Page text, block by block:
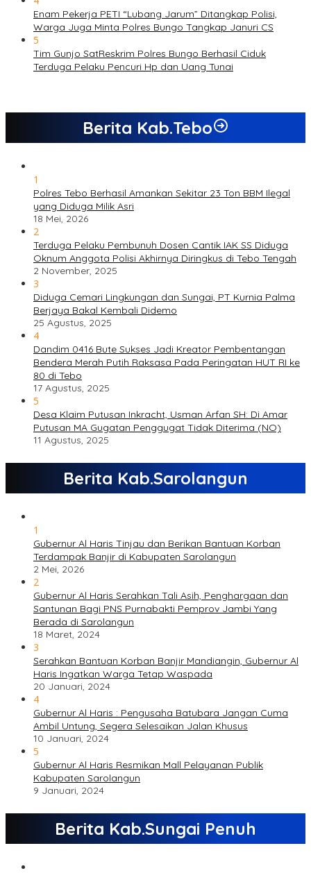
Enam Pekerja PETI “Lubang Jarum” Ditangkap Polisi,
Warga Juga Minta Polres Bungo Tangkap Januri CS
5
Tim Gunjo SatReskrim Polres Bungo Berhasil Ciduk
Terduga Pelaku Pencuri Hp dan Uang Tunai
Berita Kab.Tebo
1
Polres Tebo Berhasil Amankan Sekitar 23 Ton BBM Ilegal
yang Diduga Milik Asri
18 Mei, 2026
2
Terduga Pelaku Pembunuh Dosen Cantik IAK SS Diduga
Oknum Anggota Polisi Akhirnya Diringkus di Tebo Tengah
2 November, 2025
3
Diduga Cemari Lingkungan dan Sungai, PT Kurnia Palma
Berjaya Bakal Kembali Didemo
25 Agustus, 2025
4
Dandim 0416 Bute Sukses Jadi Kreator Pembentangan
Bendera Merah Putih Raksasa Pada Peringatan HUT RI ke
80 di Tebo
17 Agustus, 2025
5
Desa Klaim Putusan Inkracht, Usman Arfan SH: Di Amar
Putusan MA Gugatan Penggugat Tidak Diterima (NO)
11 Agustus, 2025
Berita Kab.Sarolangun
1
Gubernur Al Haris Tinjau dan Berikan Bantuan Korban
Terdampak Banjir di Kabupaten Sarolangun
2 Mei, 2026
2
Gubernur Al Haris Serahkan Tali Asih, Penghargaan dan
Santunan Bagi PNS Purnabakti Pemprov Jambi Yang
Berada di Sarolangun
18 Maret, 2024
3
Serahkan Bantuan Korban Banjir Mandiangin, Gubernur Al
Haris Ingatkan Warga Tetap Waspada
20 Januari, 2024
4
Gubernur Al Haris : Pengusaha Batubara Jangan Cuma
Ambil Untung, Segera Selesaikan Jalan Khusus
10 Januari, 2024
5
Gubernur Al Haris Resmikan Mall Pelayanan Publik
Kabupaten Sarolangun
9 Januari, 2024
Berita Kab.Sungai Penuh